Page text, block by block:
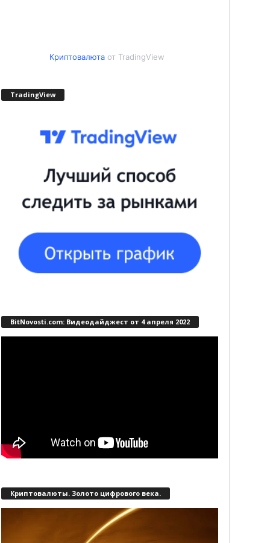
Криптовалютаот TradingView
TradingView
BitNovosti.com: Видеодайджест от 4 апреля 2022
Криптовалюты. Золото цифрового века.